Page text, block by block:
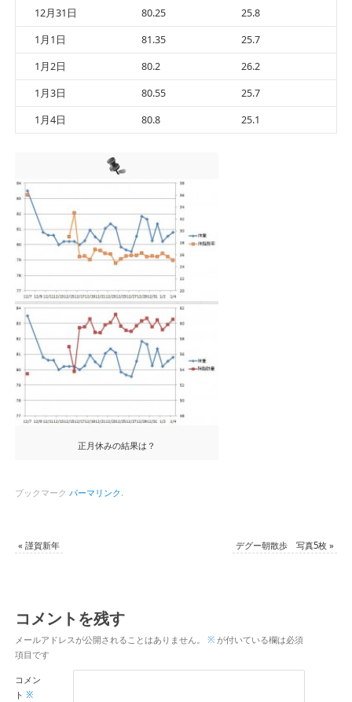
12月31日
80.25
25.8
1月1日
81.35
25.7
1月2日
80.2
26.2
1月3日
80.55
25.7
1月4日
80.8 25.1
正月休みの結果は？
ブックマーク パーマリンク .
« 謹賀新年 デグー朝散歩 写真5枚»
コメントを残す
メールアドレスが公開されることはありません。 ※が付いている欄は必須
項目です
コメン
ト ※